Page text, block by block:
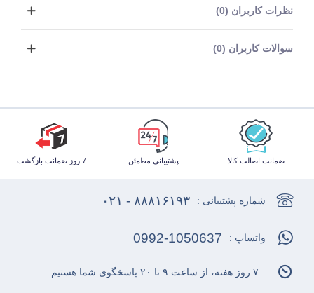
نظرات کاربران (0)
سوالات کاربران (0)
ضمانت اصالت کالا پشتیبانی مطمئن 7 روز ضمانت بازگشت
شماره پشتیبانی : ۸۸۸۱۶۱۹۳ - ۰۲۱
واتساپ : 0992-1050637
۷ روز هفته، از ساعت ۹ تا ۲۰ پاسخگوی شما هستیم